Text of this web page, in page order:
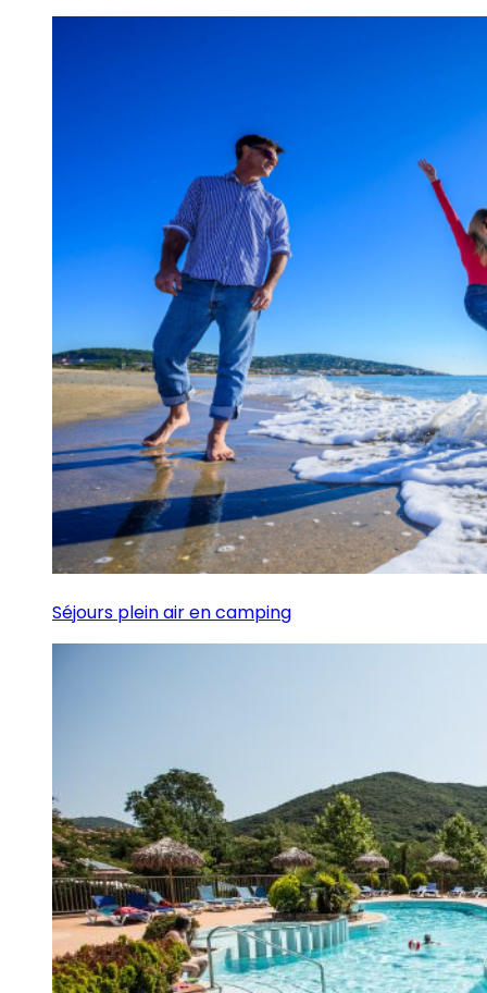
Séjours plein air en camping